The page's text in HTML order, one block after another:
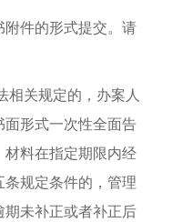
件的形式提交。请
相关规定的，办案人
形式一次性全面告
料在指定期限内经
规定条件的，管理
未补正或者补正后